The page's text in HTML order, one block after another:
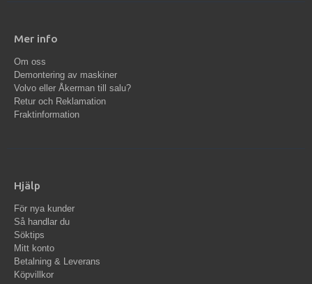
Mer info
Om oss
Demontering av maskiner
Volvo eller Åkerman till salu?
Retur och Reklamation
Fraktinformation
Hjälp
För nya kunder
Så handlar du
Söktips
Mitt konto
Betalning & Leverans
Köpvillkor